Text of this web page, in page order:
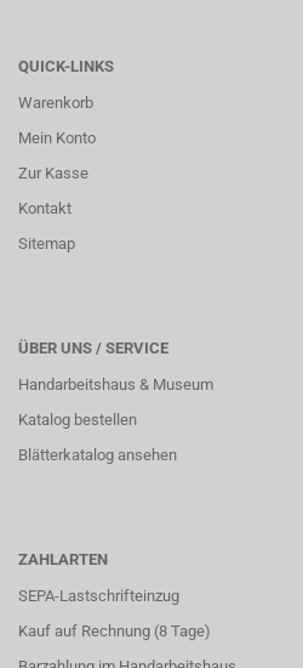
QUICK-LINKS
Warenkorb
Mein Konto
Zur Kasse
Kontakt
Sitemap
ÜBER UNS / SERVICE
Handarbeitshaus & Museum
Katalog bestellen
Blätterkatalog ansehen
ZAHLARTEN
SEPA-Lastschrifteinzug
Kauf auf Rechnung (8 Tage)